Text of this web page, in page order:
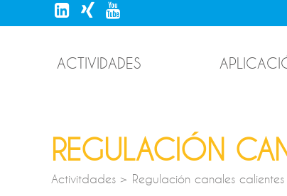
ACTIVIDADES
REGULACIÓN
Activitdades > Regulación canales calientes